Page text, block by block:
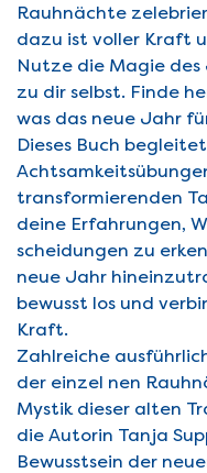
Rauhnächte
dazu ist voller Kraft
Nutze die Magie des
zu dir selbst. Finde
was das neue Jahr
Dieses Buch
transformierenden
deine Erfahrungen,
scheidungen zu
neue Jahr
bewusst los und
Kraft.
Zahlreiche
der einzel­ nen
Mystik dieser alten
die Autorin Tanja
Bewusstsein der